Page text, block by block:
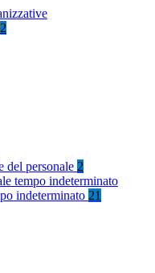
2
del personale 2
tempo indeterminato
indeterminato 21